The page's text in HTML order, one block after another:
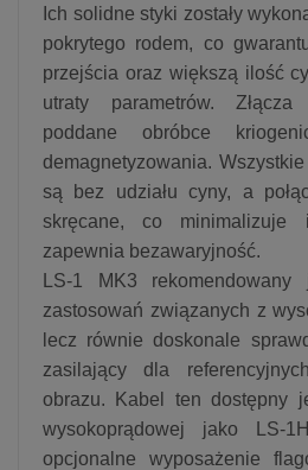
Ich solidne styki zostały
pokrytego rodem, co
przejścia oraz większą ilość
utraty parametrów. Złącza
poddane obróbce
demagnetyzowania.
są bez udziału cyny, a
skręcane, co minimalizuje
zapewnia bezawaryjność.
LS-1 MK3
zastosowań związanych z
lecz równie doskonale
zasilający dla
obrazu. Kabel ten dostępny
wysokoprądowej jako LS-
opcjonalne wyposażenie